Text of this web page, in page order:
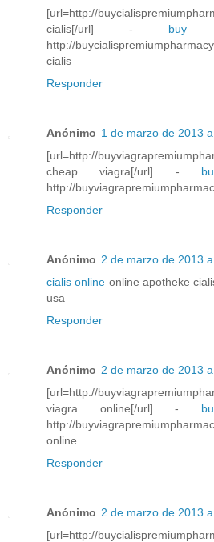
[url=http://
cialis[/url] - buy
http://
cialis
Responder
Anónimo 1 de marzo de 2013
[url=http://
cheap viagra[/url] -
http://
Responder
Anónimo 2 de marzo de 2013
cialis online online apotheke
usa
Responder
Anónimo 2 de marzo de 2013
[url=http://
viagra online[/url] -
http://
online
Responder
Anónimo 2 de marzo de 2013 a
[url=http://